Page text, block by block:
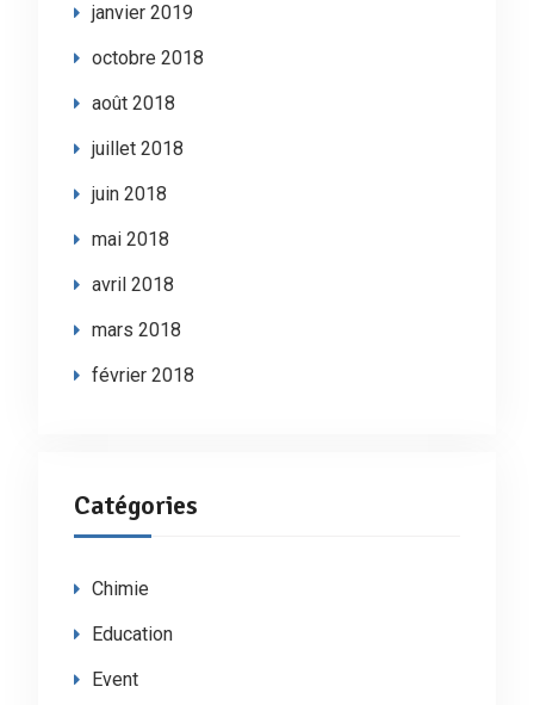
janvier 2019
octobre 2018
août 2018
juillet 2018
juin 2018
mai 2018
avril 2018
mars 2018
février 2018
Catégories
Chimie
Education
Event